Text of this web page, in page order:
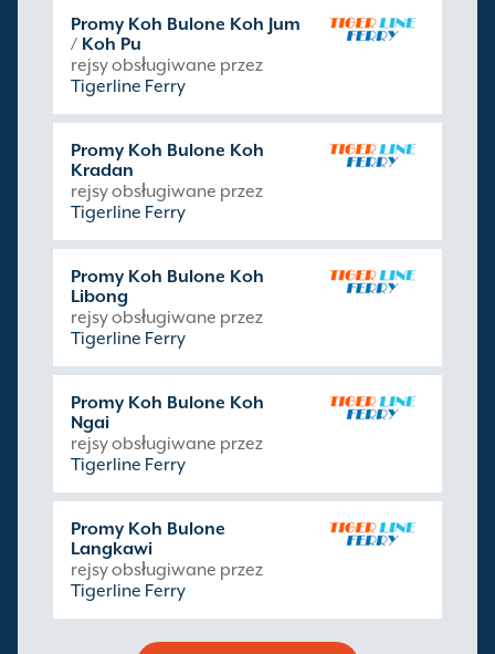
Promy Koh Bulone Koh Jum
/ Koh Pu
rejsy obsługiwane przez
Tigerline Ferry
Promy Koh Bulone Koh
Kradan
rejsy obsługiwane przez
Tigerline Ferry
Promy Koh Bulone Koh
Libong
rejsy obsługiwane przez
Tigerline Ferry
Promy Koh Bulone Koh
Ngai
rejsy obsługiwane przez
Tigerline Ferry
Promy Koh Bulone
Langkawi
rejsy obsługiwane przez
Tigerline Ferry